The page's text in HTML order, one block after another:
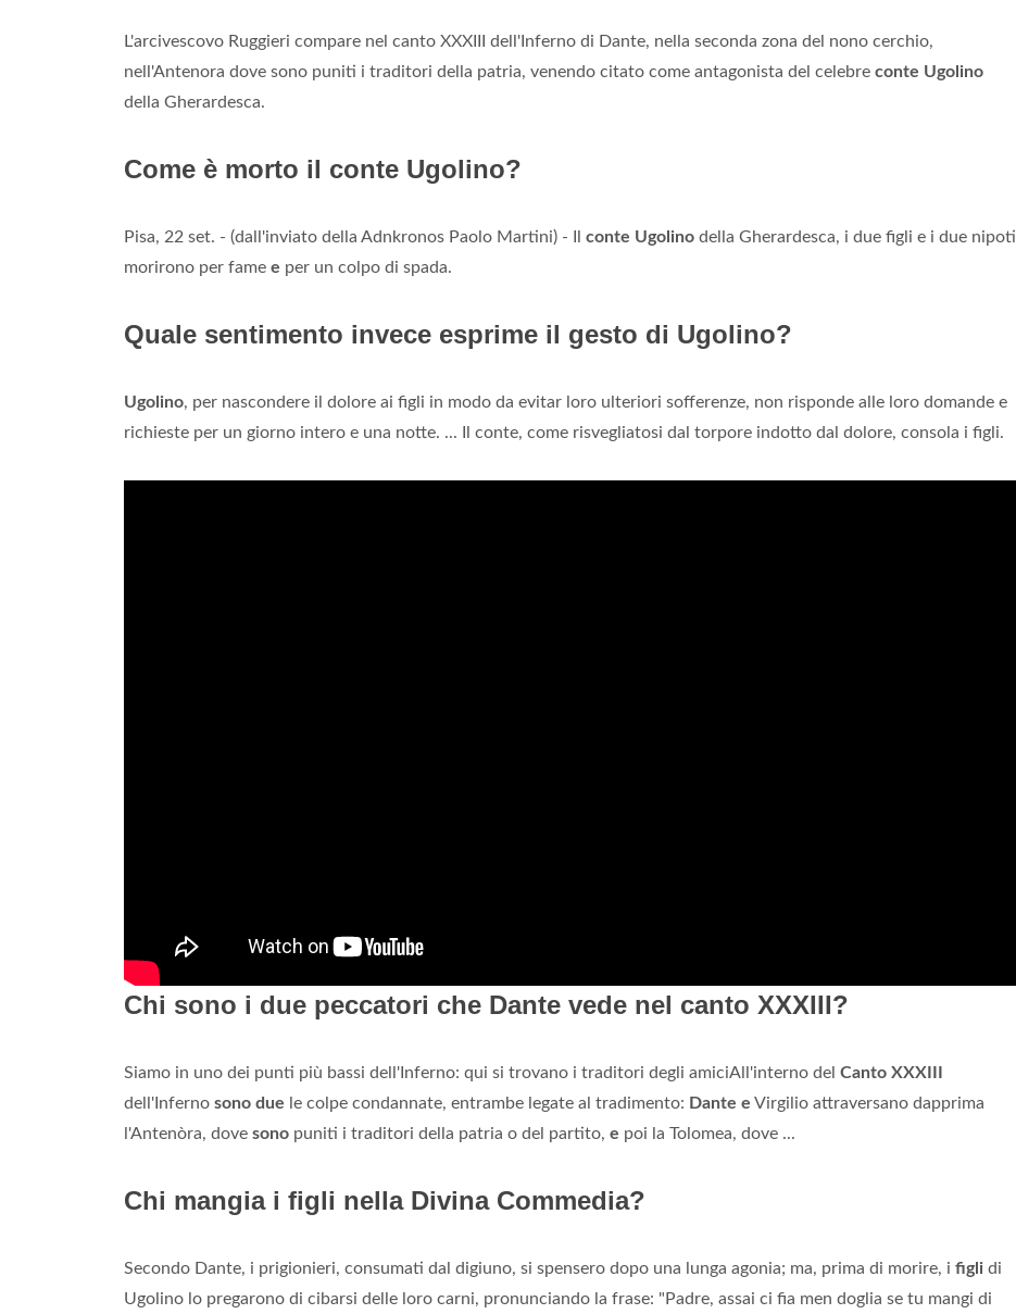
L'arcivescovo Ruggieri compare nel canto XXXIII dell'Inferno di Dante, nella seconda zona del nono cerchio,
nell'Antenora dove sono puniti i traditori della patria, venendo citato come antagonista del celebre conte Ugolino
della Gherardesca.
Come è morto il conte Ugolino?
Pisa, 22 set. - (dall'inviato della Adnkronos Paolo Martini) - Il conte Ugolino della Gherardesca, i due figli e i due nipoti
morirono per fame e per un colpo di spada.
Quale sentimento invece esprime il gesto di Ugolino?
Ugolino, per nascondere il dolore ai figli in modo da evitar loro ulteriori sofferenze, non risponde alle loro domande e
richieste per un giorno intero e una notte. ... Il conte, come risvegliatosi dal torpore indotto dal dolore, consola i figli.
Chi sono i due peccatori che Dante vede nel canto XXXIII?
Siamo in uno dei punti più bassi dell'Inferno: qui si trovano i traditori degli amiciAll'interno del Canto XXXIII
dell'Inferno sono due le colpe condannate, entrambe legate al tradimento: Dante e Virgilio attraversano dapprima
l'Antenòra, dove sono puniti i traditori della patria o del partito, e poi la Tolomea, dove ...
Chi mangia i figli nella Divina Commedia?
Secondo Dante, i prigionieri, consumati dal digiuno, si spensero dopo una lunga agonia; ma, prima di morire, i figli di
Ugolino lo pregarono di cibarsi delle loro carni, pronunciando la frase: "Padre, assai ci fia men doglia se tu mangi di